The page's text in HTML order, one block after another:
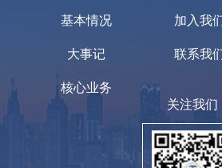
基本情况
大事记
核心业务
加入我
联系我
关注我们